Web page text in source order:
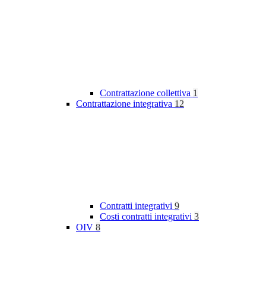
Contrattazione collettiva 1
Contrattazione integrativa 12
Contratti integrativi 9
Costi contratti integrativi 3
OIV 8